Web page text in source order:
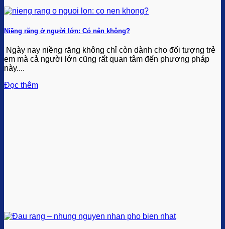
Niềng răng ở người lớn: Có nên không?
Ngày nay niềng răng không chỉ còn dành cho đối tượng trẻ
em mà cả người lớn cũng rất quan tâm đến phương pháp
này....
Đọc thêm